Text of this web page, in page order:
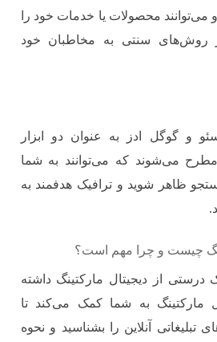
می‌توانند محصولات یا خدمات خود را
روش‌های سنتی به مخاطبان خود
و گوگل ادز به عنوان دو ابزار
می‌شوند که می‌توانند به شما
ظاهر شوید و ترافیک هدفمند به
چیست و چرا مهم است؟
درستی از دیجیتال مارکتینگ داشته
مارکتینگ به شما کمک می‌کند تا
تبلیغاتی آنلاین را بشناسید و نحوه